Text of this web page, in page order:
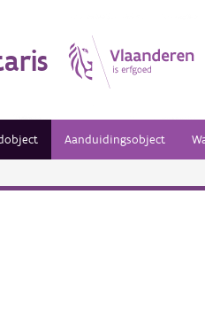
Aanduidingsobject